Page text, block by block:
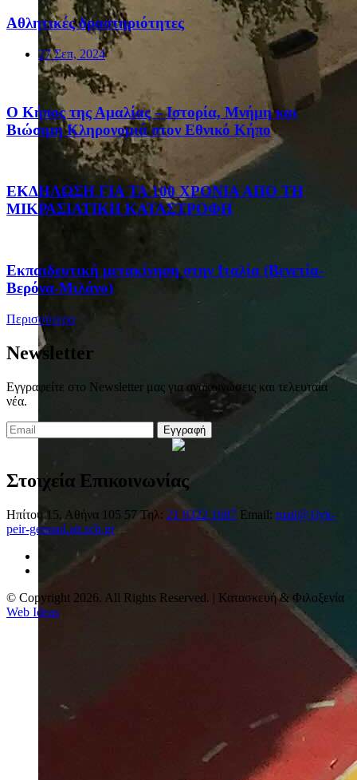
Αθλητικές δραστηριότητες
27 Σεπ, 2024
Ο Κήπος της Αμαλίας – Ιστορία, Μνήμη και
Βιώσιμη Κληρονομιά στον Εθνικό Κήπο
ΕΚΔΗΛΩΣΗ ΓΙΑ ΤΑ 100 ΧΡΟΝΙΑ ΑΠΟ ΤΗ
ΜΙΚΡΑΣΙΑΤΙΚΗ ΚΑΤΑΣΤΡΟΦΗ
Eκπαιδευτική μετακίνηση στην Ιταλία (Βενετία-
Βερόνα-Μιλάνο)
Περισσότερα
Newsletter
Εγγραφείτε στο Newsletter μας για ανακοινώσεις και τελευταία
νέα.
Εγγραφή
Στοιχεία Επικοινωνίας
Ηπίτου 15, Αθήνα 105 57 Τηλ: 21 0322 1687 Email: mail@1lyk-
peir-gennad.att.sch.gr
© Copyright 2026. All Rights Reserved. | Κατασκευή & Φιλοξενία
Web Ideas